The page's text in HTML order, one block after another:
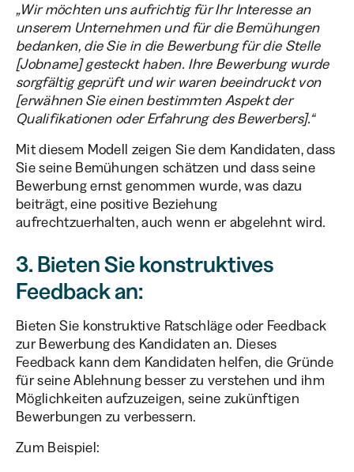
„Wir möchten uns aufrichtig für Ihr Interesse an
unserem Unternehmen und für die Bemühungen
bedanken, die Sie in die Bewerbung für die Stelle
[Jobname] gesteckt haben. Ihre Bewerbung wurde
sorgfältig geprüft und wir waren beeindruckt von
[erwähnen Sie einen bestimmten Aspekt der
Qualifikationen oder Erfahrung des Bewerbers].“
Mit diesem Modell zeigen Sie dem Kandidaten, dass
Sie seine Bemühungen schätzen und dass seine
Bewerbung ernst genommen wurde, was dazu
beiträgt, eine positive Beziehung
aufrechtzuerhalten, auch wenn er abgelehnt wird.
3. Bieten Sie konstruktives
Feedback an:
Bieten Sie konstruktive Ratschläge oder Feedback
zur Bewerbung des Kandidaten an. Dieses
Feedback kann dem Kandidaten helfen, die Gründe
für seine Ablehnung besser zu verstehen und ihm
Möglichkeiten aufzuzeigen, seine zukünftigen
Bewerbungen zu verbessern.
Zum Beispiel: